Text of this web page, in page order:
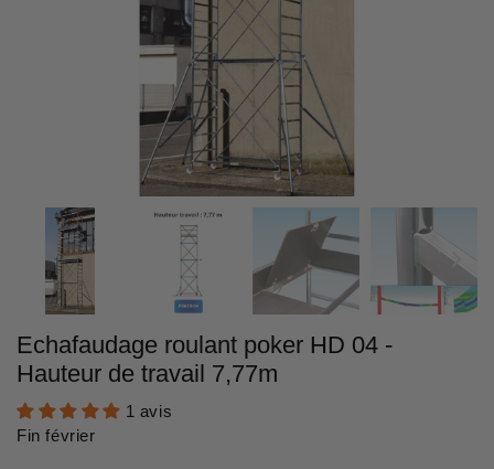
Echafaudage roulant poker HD 04 -
Hauteur de travail 7,77m
1 avis
Fin février